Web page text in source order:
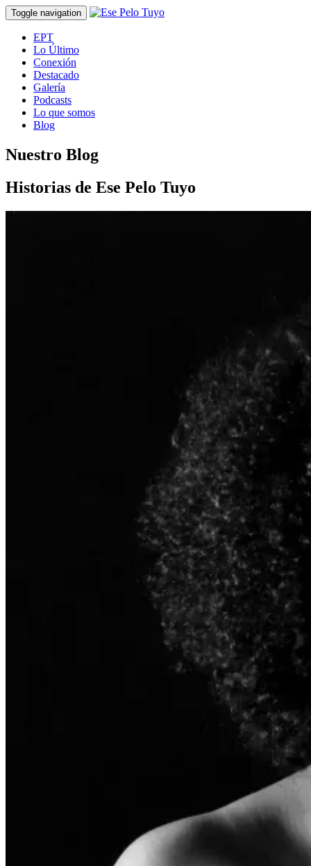
Toggle navigation
EPT
Lo Último
Conexión
Destacado
Galería
Podcasts
Lo que somos
Blog
Nuestro Blog
Historias de Ese Pelo Tuyo